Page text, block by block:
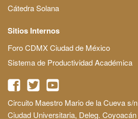
Cátedra Solana
Sitios Internos
Foro CDMX Ciudad de México
Sistema de Productividad Académica
Circuito Maestro Mario de la Cueva s/n
Ciudad Universitaria, Deleg. Coyoacán